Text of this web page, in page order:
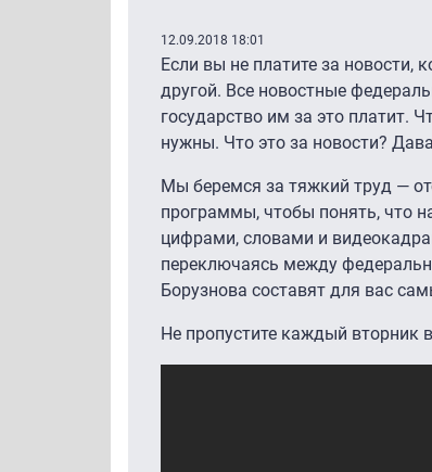
12.09.2018 18:01
Если вы не платите за новости,
другой. Все новостные
государство им за это платит.
нужны. Что это за новости?
Мы беремся за тяжкий труд —
программы, чтобы понять, что
цифрами, словами и
переключаясь между
Борузнова составят для вас
Не пропустите каждый вторник